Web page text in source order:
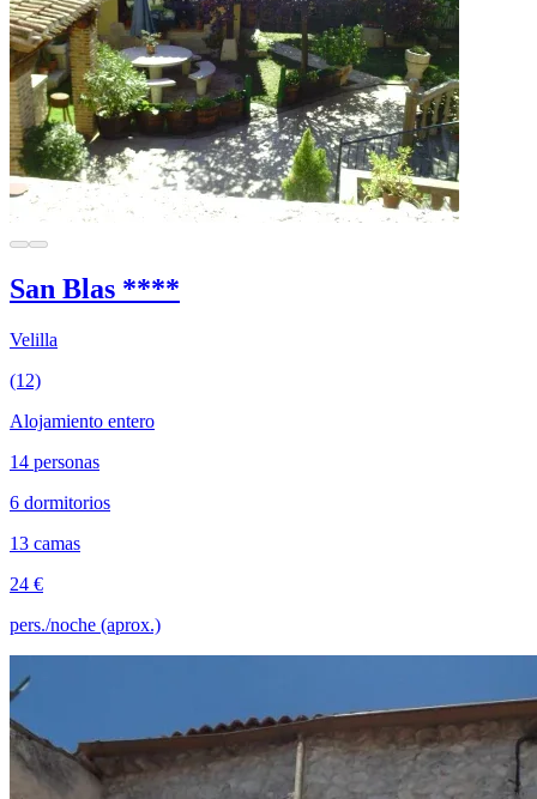
San Blas ****
Velilla
(12)
Alojamiento entero
14 personas
6 dormitorios
13 camas
24 €
pers./noche (aprox.)